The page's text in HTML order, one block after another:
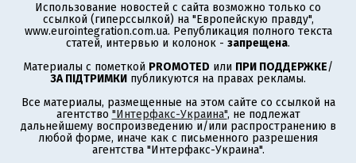
Использование новостей с сайта возможно только со
ссылкой (гиперссылкой) на "Европейскую правду",
www.eurointegration.com.ua. Републикация полного текста
статей, интервью и колонок - запрещена.
Материалы с пометкой PROMOTED или ПРИ ПОДДЕРЖКЕ/
ЗА ПІДТРИМКИ публикуются на правах рекламы.
Все материалы, размещенные на этом сайте со ссылкой на
агентство "Интерфакс-Украина", не подлежат
дальнейшему воспроизведению и/или распространению в
любой форме, иначе как с письменного разрешения
агентства "Интерфакс-Украина".